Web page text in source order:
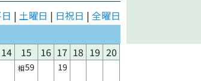
| 土曜日 | 日祝日 | 全曜日
14 15 16 17 18 19 20
相59 19